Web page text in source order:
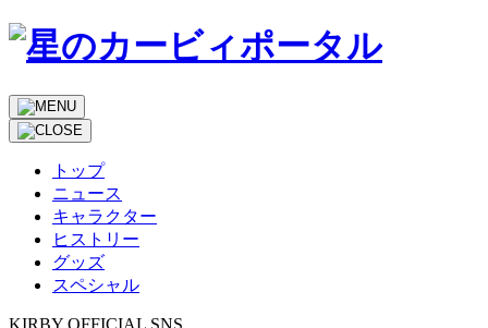
トップ
ニュース
キャラクター
ヒストリー
グッズ
スペシャル
KIRBY OFFICIAL SNS